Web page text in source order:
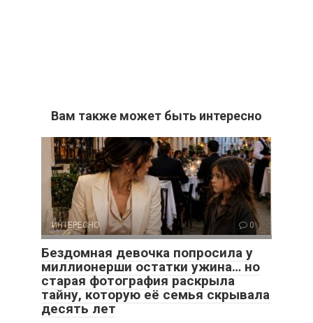
Вам также может быть интересно
ИНТЕРЕСНО 0
Бездомная девочка попросила у
миллионерши остатки ужина… но
старая фотография раскрыла
тайну, которую её семья скрывала
десять лет